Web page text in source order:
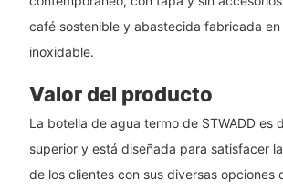
café sostenible y abastecida fabricada en
inoxidable.
Valor del producto
La botella de agua termo de STWADD es
superior y está diseñada para satisfacer
de los clientes con sus diversas opciones